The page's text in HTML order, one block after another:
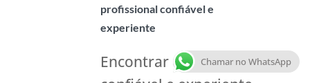
profissional confiável e
experiente
Encontrar um psicólogo
Chamar no WhatsApp